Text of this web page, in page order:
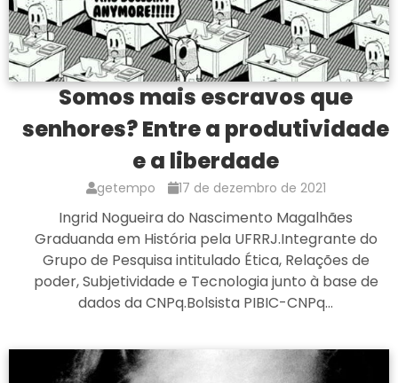
Somos mais escravos que
senhores? Entre a produtividade
e a liberdade
getempo 17 de dezembro de 2021
Ingrid Nogueira do Nascimento Magalhães
Graduanda em História pela UFRRJ.Integrante do
Grupo de Pesquisa intitulado Ética, Relações de
poder, Subjetividade e Tecnologia junto à base de
dados da CNPq.Bolsista PIBIC-CNPq…